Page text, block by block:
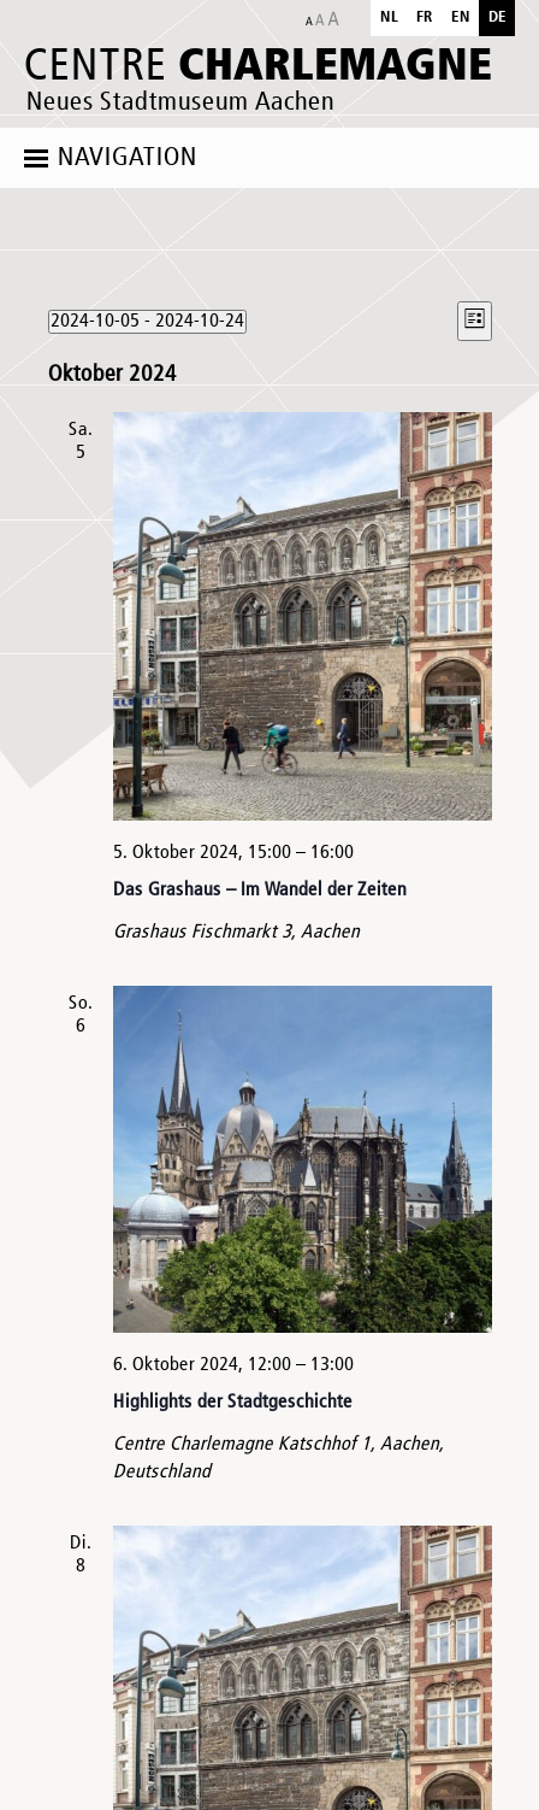
CENTRE CHARLEMAGNE
Neues Stadtmuseum Aachen
NL FR EN DE
NAVIGATION
Veranstaltungen Liste
2024-10-05 - 2024-10-24
wählen.
Oktober 2024
Sa.
5
Das Grashaus – Im Wandel der Zeiten
5. Oktober 2024, 15:00– 16:00
Grashaus Fischmarkt 3, Aachen
So.
6
Highlights der Stadtgeschichte
6. Oktober 2024, 12:00– 13:00
Centre Charlemagne Katschhof 1, Aachen,
Deutschland
Di.
8